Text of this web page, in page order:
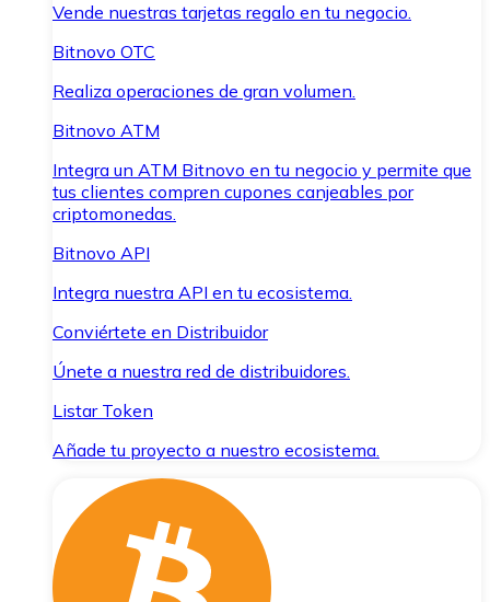
Vende nuestras tarjetas regalo en tu negocio.
Bitnovo OTC
Realiza operaciones de gran volumen.
Bitnovo ATM
Integra un ATM Bitnovo en tu negocio y permite que
tus clientes compren cupones canjeables por
criptomonedas.
Bitnovo API
Integra nuestra API en tu ecosistema.
Conviértete en Distribuidor
Únete a nuestra red de distribuidores.
Listar Token
Añade tu proyecto a nuestro ecosistema.